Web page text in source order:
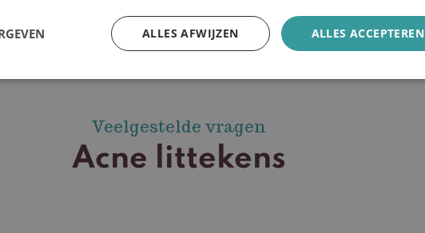
Veelgestelde vragen
Acne littekens
ALLES ACCEPTEREN
ALLES AFWIJZEN